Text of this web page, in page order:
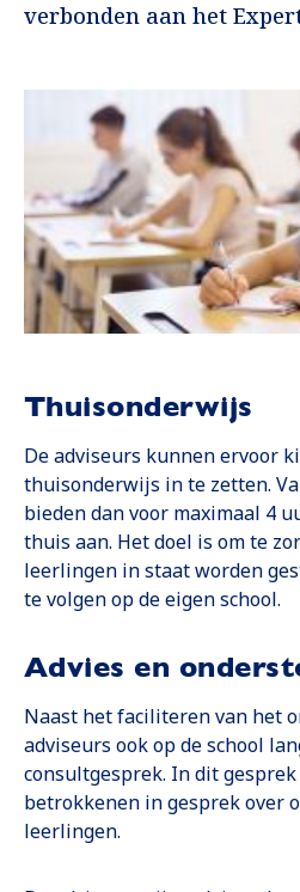
verbonden aan het
Thuisonderwijs
De adviseurs kunnen ervoor
thuisonderwijs in te zetten.
bieden dan voor maximaal 4
thuis aan. Het doel is om te
leerlingen in staat worden
te volgen op de eigen school.
Advies en
Naast het faciliteren van het
adviseurs ook op de school
consultgesprek. In dit
betrokkenen in gesprek over
leerlingen.